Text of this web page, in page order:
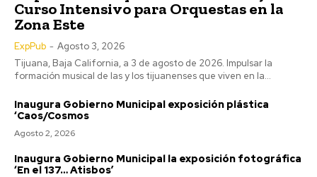
Curso Intensivo para Orquestas en la
Zona Este
ExpPub - Agosto 3, 2026
Tijuana, Baja California, a 3 de agosto de 2026. Impulsar la
formación musical de las y los tijuanenses que viven en la...
Inaugura Gobierno Municipal exposición plástica
‘Caos/Cosmos
Agosto 2, 2026
Inaugura Gobierno Municipal la exposición fotográfica
‘En el 137… Atisbos’